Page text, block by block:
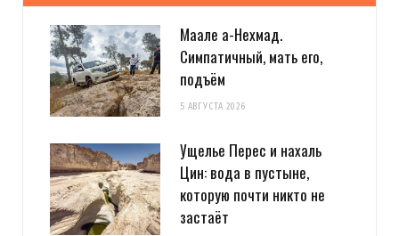
Маале а-Нехмад.
Симпатичный, мать его,
подъём
5 АВГУСТА 2026
Ущелье Перес и нахаль
Цин: вода в пустыне,
которую почти никто не
застаёт